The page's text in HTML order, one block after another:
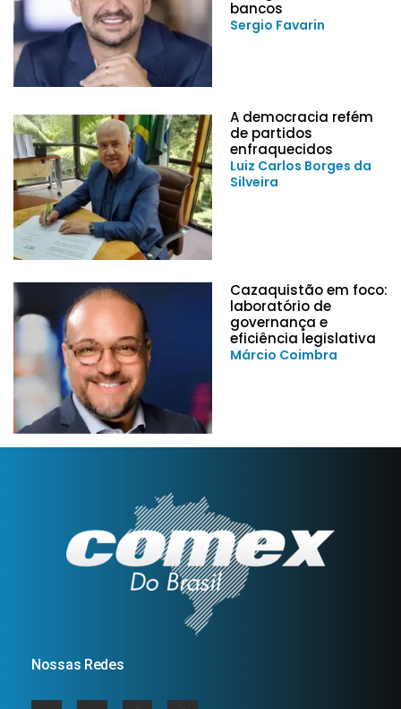
bancos
Sergio Favarin
A democracia refém
de partidos
enfraquecidos
Luiz Carlos Borges da
Silveira
Cazaquistão em foco:
laboratório de
governança e
eficiência legislativa
Márcio Coimbra
Nossas Redes